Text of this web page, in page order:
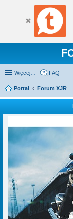
Więcej… FAQ
Portal
Forum XJR